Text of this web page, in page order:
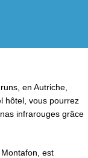
en Autriche,
hôtel, vous pourrez
infrarouges grâce
est